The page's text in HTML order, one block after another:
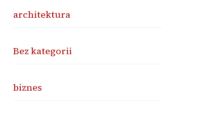
architektura
Bez kategorii
biznes